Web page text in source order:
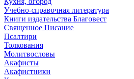
Учебно-справочная литература
Книги издательства Благовест
Священное Писание
Псалтири
Толкования
Молитвословы
Акафисты
Акафистники